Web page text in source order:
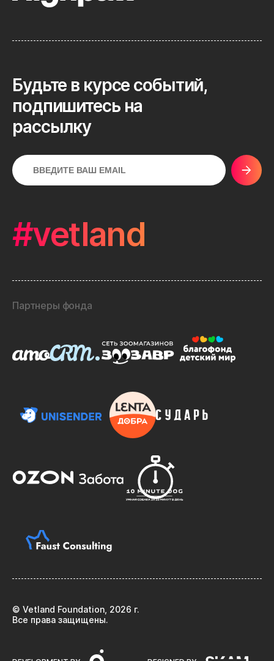
Будьте в курсе событий,
подпишитесь на
рассылку
#vetland
Партнеры фонда
© Vetland Foundation, 2026 г.
Все права защищены.